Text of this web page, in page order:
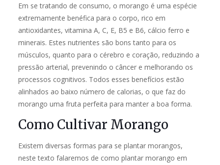
Em se tratando de consumo, o morango é uma espécie
extremamente benéfica para o corpo, rico em
antioxidantes, vitamina A, C, E, B5 e B6, cálcio ferro e
minerais. Estes nutrientes são bons tanto para os
músculos, quanto para o cérebro e coração, reduzindo a
pressão arterial, prevenindo o câncer e melhorando os
processos cognitivos. Todos esses benefícios estão
alinhados ao baixo número de calorias, o que faz do
morango uma fruta perfeita para manter a boa forma.
Como Cultivar Morango
Existem diversas formas para se plantar morangos,
neste texto falaremos de como plantar morango em